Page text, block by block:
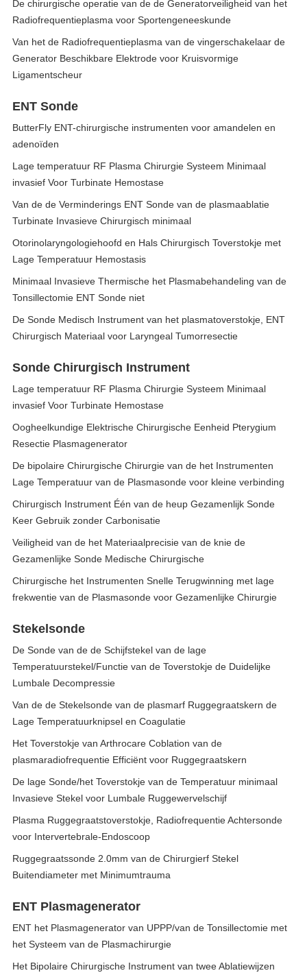
De chirurgische operatie van de de Generatorveiligheid van het
Radiofrequentieplasma voor Sportengeneeskunde
Van het de Radiofrequentieplasma van de vingerschakelaar de
Generator Beschikbare Elektrode voor Kruisvormige
Ligamentscheur
ENT Sonde
ButterFly ENT-chirurgische instrumenten voor amandelen en
adenoïden
Lage temperatuur RF Plasma Chirurgie Systeem Minimaal
invasief Voor Turbinate Hemostase
Van de de Verminderings ENT Sonde van de plasmaablatie
Turbinate Invasieve Chirurgisch minimaal
Otorinolaryngologiehoofd en Hals Chirurgisch Toverstokje met
Lage Temperatuur Hemostasis
Minimaal Invasieve Thermische het Plasmabehandeling van de
Tonsillectomie ENT Sonde niet
De Sonde Medisch Instrument van het plasmatoverstokje, ENT
Chirurgisch Materiaal voor Laryngeal Tumorresectie
Sonde Chirurgisch Instrument
Lage temperatuur RF Plasma Chirurgie Systeem Minimaal
invasief Voor Turbinate Hemostase
Oogheelkundige Elektrische Chirurgische Eenheid Pterygium
Resectie Plasmagenerator
De bipolaire Chirurgische Chirurgie van de het Instrumenten
Lage Temperatuur van de Plasmasonde voor kleine verbinding
Chirurgisch Instrument Één van de heup Gezamenlijk Sonde
Keer Gebruik zonder Carbonisatie
Veiligheid van de het Materiaalprecisie van de knie de
Gezamenlijke Sonde Medische Chirurgische
Chirurgische het Instrumenten Snelle Terugwinning met lage
frekwentie van de Plasmasonde voor Gezamenlijke Chirurgie
Stekelsonde
De Sonde van de de Schijfstekel van de lage
Temperatuurstekel/Functie van de Toverstokje de Duidelijke
Lumbale Decompressie
Van de de Stekelsonde van de plasmarf Ruggegraatskern de
Lage Temperatuurknipsel en Coagulatie
Het Toverstokje van Arthrocare Coblation van de
plasmaradiofrequentie Efficiënt voor Ruggegraatskern
De lage Sonde/het Toverstokje van de Temperatuur minimaal
Invasieve Stekel voor Lumbale Ruggewervelschijf
Plasma Ruggegraatstoverstokje, Radiofrequentie Achtersonde
voor Intervertebrale-Endoscoop
Ruggegraatssonde 2.0mm van de Chirurgierf Stekel
Buitendiameter met Minimumtrauma
ENT Plasmagenerator
ENT het Plasmagenerator van UPPP/van de Tonsillectomie met
het Systeem van de Plasmachirurgie
Het Bipolaire Chirurgische Instrument van twee Ablatiewijzen